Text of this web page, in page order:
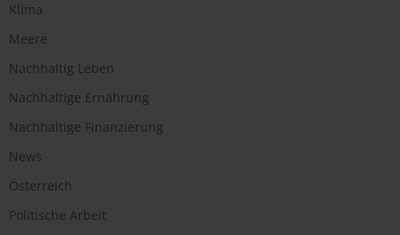
Klima
Meere
Nachhaltig Leben
Nachhaltige Ernährung
Nachhaltige Finanzierung
News
Österreich
Politische Arbeit